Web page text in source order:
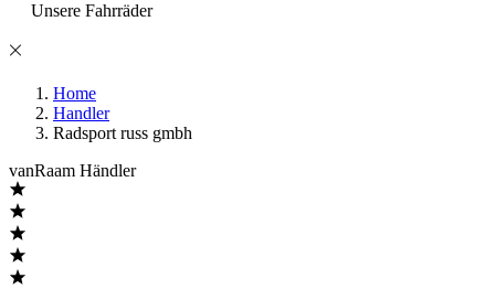
Unsere Fahrräder
Home
Handler
Radsport russ gmbh
vanRaam Händler